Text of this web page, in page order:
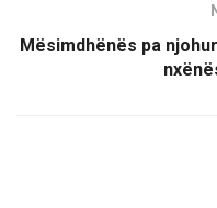
Mësimdhënës pa